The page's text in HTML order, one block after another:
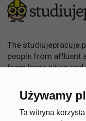
Używamy
Ta witryna
The
people from affluent
from large cities and
something in life.
Useful links